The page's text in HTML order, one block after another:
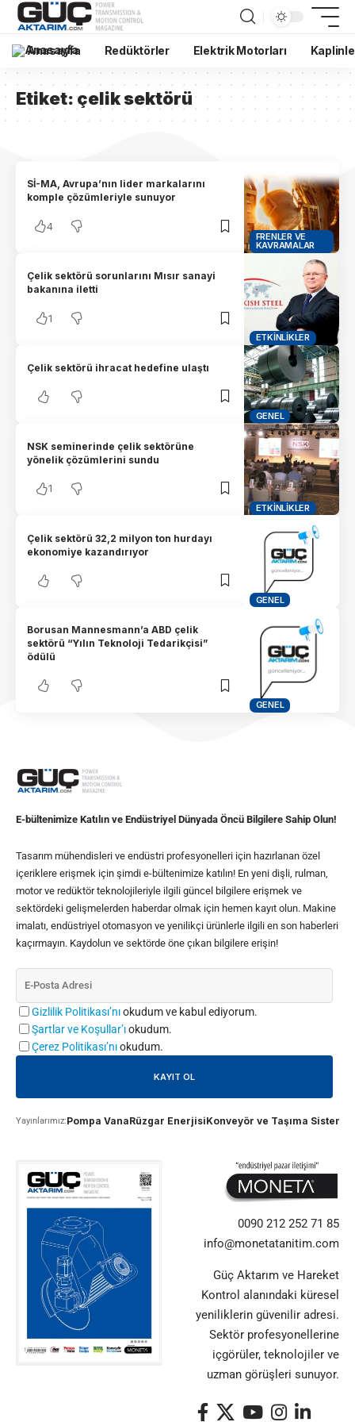
Anasayfa Redüktörler Elektrik Motorları
Etiket:çelik sektörü
FRENLER VE
KAVRAMALAR
Sİ-MA, Avrupa’nın lider markalarını
komple çözümleriyle sunuyor
4
ETKINLIKLER
Çelik sektörü sorunlarını Mısır sanayi
bakanına iletti
1
GENEL
Çelik sektörü ihracat hedefine ulaştı
ETKINLIKLER
NSK seminerinde çelik sektörüne
yönelik çözümlerini sundu
1
GENEL
Çelik sektörü 32,2 milyon ton hurdayı
ekonomiye kazandırıyor
GENEL
Borusan Mannesmann’a ABD çelik
sektörü “Yılın Teknoloji Tedarikçisi”
ödülü
E-bültenimize Katılın ve Endüstriyel Dünyada Öncü Bilgilere Sahip Olun!
Tasarım mühendisleri ve endüstri profesyonelleri için hazırlanan özel
içeriklere erişmek için şimdi e-bültenimize katılın! En yeni dişli, rulman,
motor ve redüktör teknolojileriyle ilgili güncel bilgilere erişmek ve
sektördeki gelişmelerden haberdar olmak için hemen kayıt olun. Makine
imalatı, endüstriyel otomasyon ve yenilikçi ürünlerle ilgili en son haberleri
kaçırmayın. Kaydolun ve sektörde öne çıkan bilgilere erişin!
Gizlilik Politikası’nıokudum ve kabul ediyorum.
Şartlar ve Koşullar’ıokudum.
Çerez Politikası’nıokudum.
Yayınlarımız:Pompa VanaRüzgar EnerjisiKonveyör ve Taşıma
0090 212 252 71 85
info@monetatanitim.com
Güç Aktarım ve Hareket
Kontrol alanındaki küresel
yeniliklerin güvenilir adresi.
Sektör profesyonellerine
içgörüler, teknolojiler ve
uzman görüşleri sunuyor.